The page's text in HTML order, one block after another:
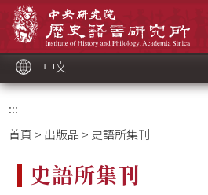
中文
:::
首頁 > 出版品 > 史語所集刊
史語所集刊